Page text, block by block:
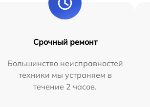
Срочный ремонт
Большинство неисправностей
техники мы устраняем в
течение 2 часов.